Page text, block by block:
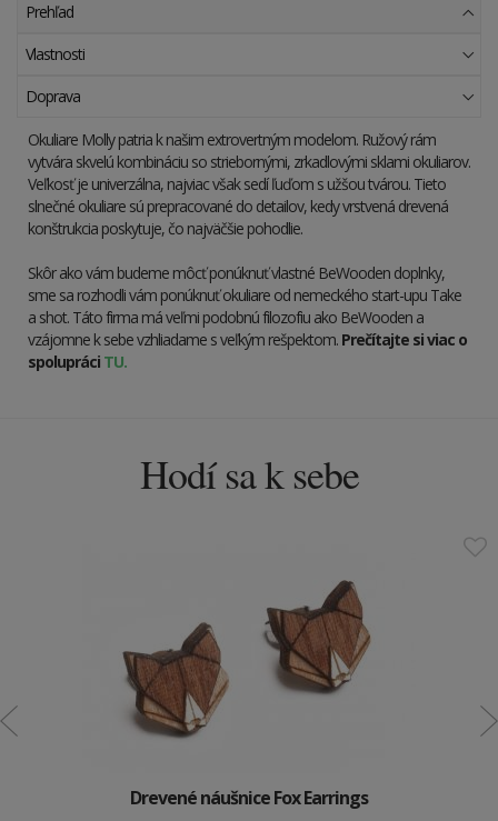
Prehľad
Vlastnosti
Doprava
Okuliare Molly patria k našim extrovertným modelom. Ružový rám
vytvára skvelú kombináciu so striebornými, zrkadlovými sklami okuliarov.
Veľkosť je univerzálna, najviac však sedí ľuďom s užšou tvárou. Tieto
slnečné okuliare sú prepracované do detailov, kedy vrstvená drevená
konštrukcia poskytuje, čo najväčšie pohodlie.
Skôr ako vám budeme môcť ponúknuť vlastné BeWooden doplnky,
sme sa rozhodli vám ponúknuť okuliare od nemeckého start-upu Take
a shot. Táto firma má veľmi podobnú filozofiu ako BeWooden a
vzájomne k sebe vzhliadame s veľkým rešpektom. Prečítajte si viac o
spolupráci TU.
Hodí sa k sebe
Drevené náušnice Fox Earrings